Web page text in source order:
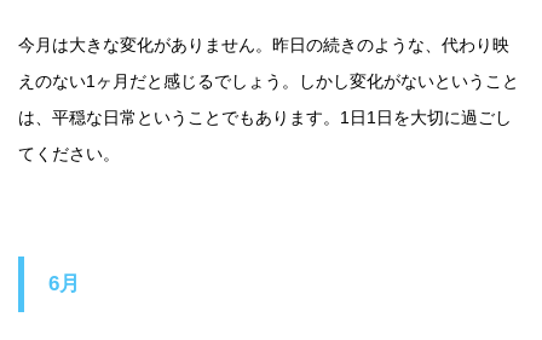
今月は大きな変化がありません。昨日の続きのような、代わり映
えのない1ヶ月だと感じるでしょう。しかし変化がないということ
は、平穏な日常ということでもあります。1日1日を大切に過ごし
てください。
6月